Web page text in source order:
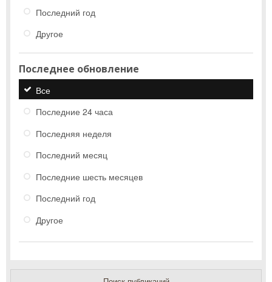
Последний год
Другое
Последнее обновление
Все
Последние 24 часа
Последняя неделя
Последний месяц
Последние шесть месяцев
Последний год
Другое